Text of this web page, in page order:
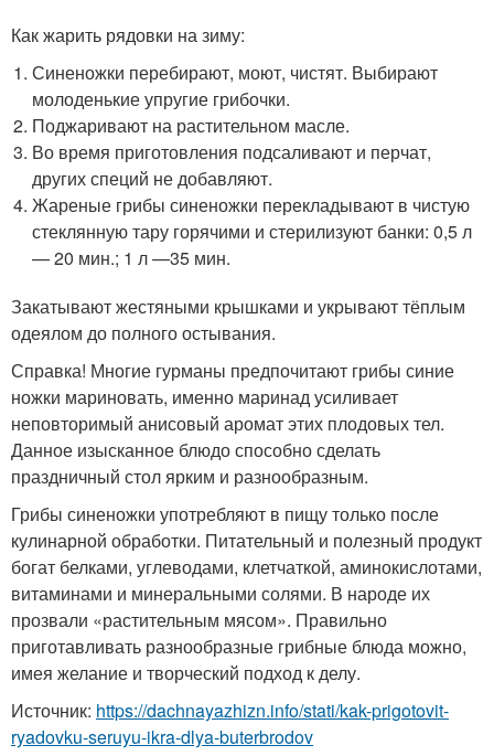
Как жарить рядовки на зиму:
Синеножки перебирают, моют, чистят. Выбирают
молоденькие упругие грибочки.
Поджаривают на растительном масле.
Во время приготовления подсаливают и перчат,
других специй не добавляют.
Жареные грибы синеножки перекладывают в чистую
стеклянную тару горячими и стерилизуют банки: 0,5 л
— 20 мин.; 1 л —35 мин.
Закатывают жестяными крышками и укрывают тёплым
одеялом до полного остывания.
Справка! Многие гурманы предпочитают грибы синие
ножки мариновать, именно маринад усиливает
неповторимый анисовый аромат этих плодовых тел.
Данное изысканное блюдо способно сделать
праздничный стол ярким и разнообразным.
Грибы синеножки употребляют в пищу только после
кулинарной обработки. Питательный и полезный продукт
богат белками, углеводами, клетчаткой, аминокислотами,
витаминами и минеральными солями. В народе их
прозвали «растительным мясом». Правильно
приготавливать разнообразные грибные блюда можно,
имея желание и творческий подход к делу.
Источник: https://dachnayazhizn.info/stati/kak-prigotovit-
ryadovku-seruyu-ikra-dlya-buterbrodov